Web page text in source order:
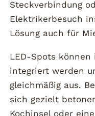
Steckverbindung
Elektrikerbesuch
Lösung auch für
LED-Spots
integriert werden
gleichmäßig aus.
sich gezielt
Kochinsel oder